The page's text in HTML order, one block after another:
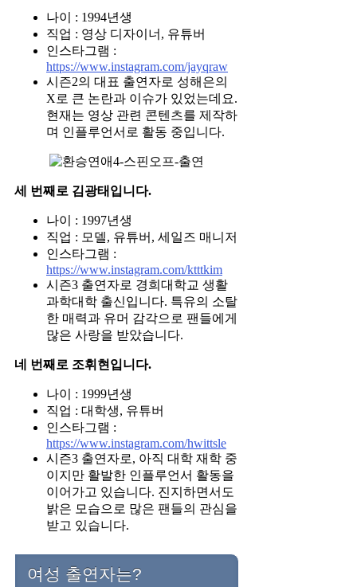
나이 : 1994년생
직업 : 영상 디자이너, 유튜버
인스타그램 :
https://www.instagram.com/jayqraw
시즌2의 대표 출연자로 성해은의
X로 큰 논란과 이슈가 있었는데요.
현재는 영상 관련 콘텐츠를 제작하
며 인플루언서로 활동 중입니다.
세 번째로 김광태입니다.
나이 : 1997년생
직업 : 모델, 유튜버, 세일즈 매니저
인스타그램 :
https://www.instagram.com/ktttkim
시즌3 출연자로 경희대학교 생활
과학대학 출신입니다. 특유의 소탈
한 매력과 유머 감각으로 팬들에게
많은 사랑을 받았습니다.
네 번째로 조휘현입니다.
나이 : 1999년생
직업 : 대학생, 유튜버
인스타그램 :
https://www.instagram.com/hwittsle
시즌3 출연자로, 아직 대학 재학 중
이지만 활발한 인플루언서 활동을
이어가고 있습니다. 진지하면서도
밝은 모습으로 많은 팬들의 관심을
받고 있습니다.
여성 출연자는?